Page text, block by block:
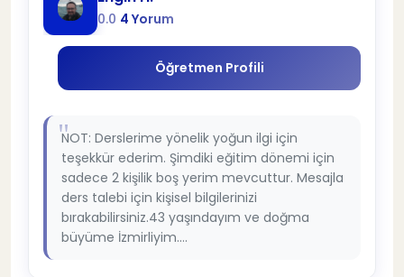
0.0 4 Yorum
Öğretmen Profili
NOT: Derslerime yönelik yoğun ilgi için
teşekkür ederim. Şimdiki eğitim dönemi için
sadece 2 kişilik boş yerim mevcuttur. Mesajla
ders talebi için kişisel bilgilerinizi
bırakabilirsiniz.43 yaşındayım ve doğma
büyüme İzmirliyim....